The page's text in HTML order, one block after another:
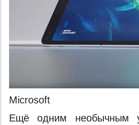
Microsoft
Ещё одним необычным